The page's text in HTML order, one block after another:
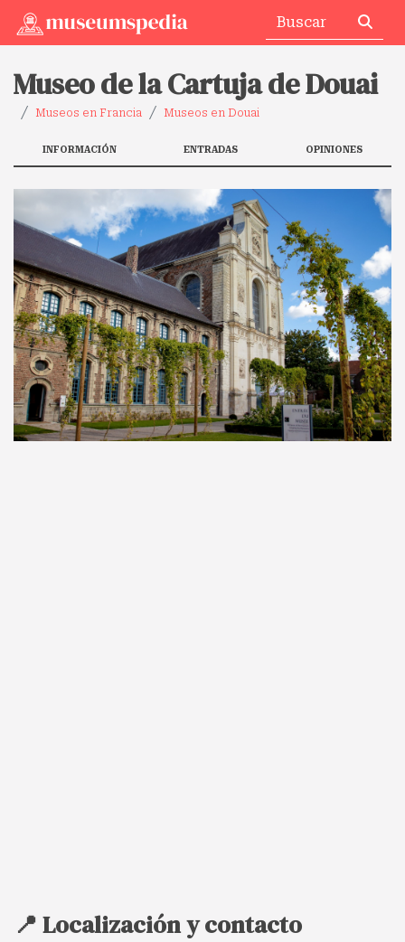
Museo de la Cartuja de Douai
Museos en Francia Museos en Douai
INFORMACIÓN ENTRADAS OPINIONES
📍 Localización y contacto